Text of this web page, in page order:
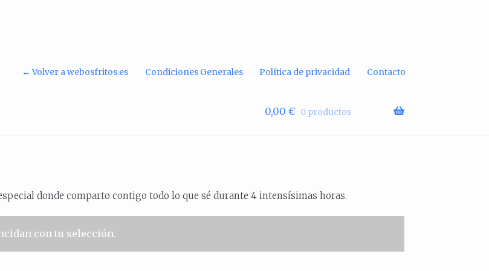
← Volver a webosfritos.es Condiciones Generales Política de privacidad Contacto
0,00 € 0 productos
donde comparto contigo todo lo que sé durante 4 intensísimas horas.
con tu selección.